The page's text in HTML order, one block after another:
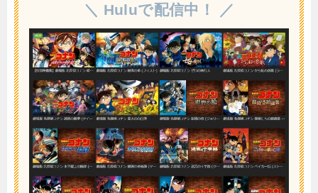
＼ Huluで配信中！ ／